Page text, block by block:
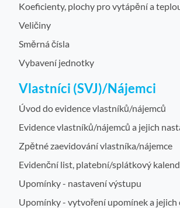
Koeficienty, plochy pro vytápění a
Veličiny
Směrná čísla
Vybavení jednotky
Vlastníci (SVJ)/Nájemci
Úvod do evidence vlastníků/nájemců
Evidence vlastníků/nájemců a jejich
Zpětné zaevidování vlastníka/nájemce
Evidenční list, platební/splátkový
Upomínky - nastavení výstupu
Upomínky - vytvoření upomínek a jejich